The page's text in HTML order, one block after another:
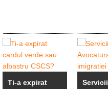
Ti-a expirat
Servicii